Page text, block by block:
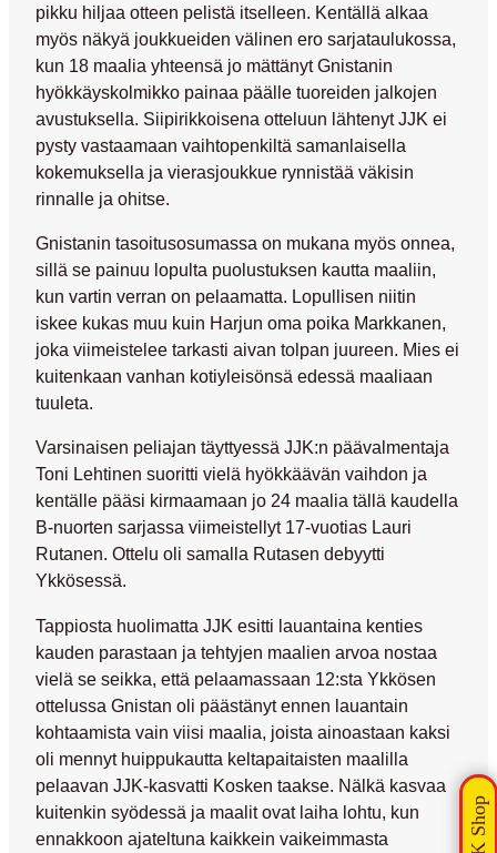
pikku hiljaa otteen pelistä itselleen. Kentällä alkaa
myös näkyä joukkueiden välinen ero sarjataulukossa,
kun 18 maalia yhteensä jo mättänyt Gnistanin
hyökkäyskolmikko painaa päälle tuoreiden jalkojen
avustuksella. Siipirikkoisena otteluun lähtenyt JJK ei
pysty vastaamaan vaihtopenkiltä samanlaisella
kokemuksella ja vierasjoukkue rynnistää väkisin
rinnalle ja ohitse.
Gnistanin tasoitusosumassa on mukana myös onnea,
sillä se painuu lopulta puolustuksen kautta maaliin,
kun vartin verran on pelaamatta. Lopullisen niitin
iskee kukas muu kuin Harjun oma poika Markkanen,
joka viimeistelee tarkasti aivan tolpan juureen. Mies ei
kuitenkaan vanhan kotiyleisönsä edessä maaliaan
tuuleta.
Varsinaisen peliajan täyttyessä JJK:n päävalmentaja
Toni Lehtinen suoritti vielä hyökkäävän vaihdon ja
kentälle pääsi kirmaamaan jo 24 maalia tällä kaudella
B-nuorten sarjassa viimeistellyt 17-vuotias Lauri
Rutanen. Ottelu oli samalla Rutasen debyytti
Ykkösessä.
Tappiosta huolimatta JJK esitti lauantaina kenties
kauden parastaan ja tehtyjen maalien arvoa nostaa
vielä se seikka, että pelaamassaan 12:sta Ykkösen
ottelussa Gnistan oli päästänyt ennen lauantain
kohtaamista vain viisi maalia, joista ainoastaan kaksi
oli mennyt huippukautta keltapaitaisten maalilla
pelaavan JJK-kasvatti Kosken taakse. Nälkä kasvaa
kuitenkin syödessä ja maalit ovat laiha lohtu, kun
ennakkoon ajateltuna kaikkein vaikeimmasta